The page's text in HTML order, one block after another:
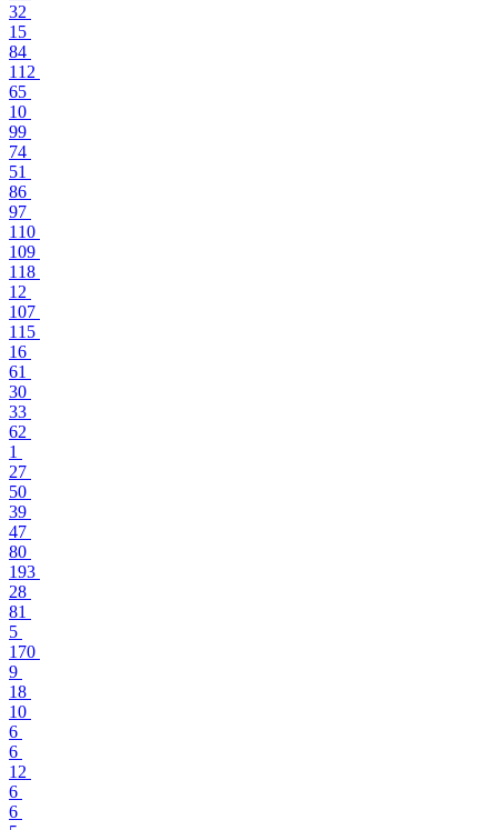
32
15
84
112
65
10
99
74
51
86
97
110
109
118
12
107
115
16
61
30
33
62
1
27
50
39
47
80
193
28
81
5
170
9
18
10
6
6
12
6
6